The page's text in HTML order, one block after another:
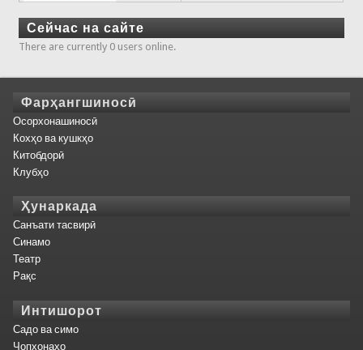
Сейчас на сайте
There are currently 0 users online.
Фарҳангшиносӣ
Осорхонашиносӣ
Кохҳо ва кушкҳо
Китобдорӣ
Клубҳо
Ҳунаркада
Санъати тасвирӣ
Синамо
Театр
Рақс
Интишорот
Садо ва симо
Чопхонаҳо